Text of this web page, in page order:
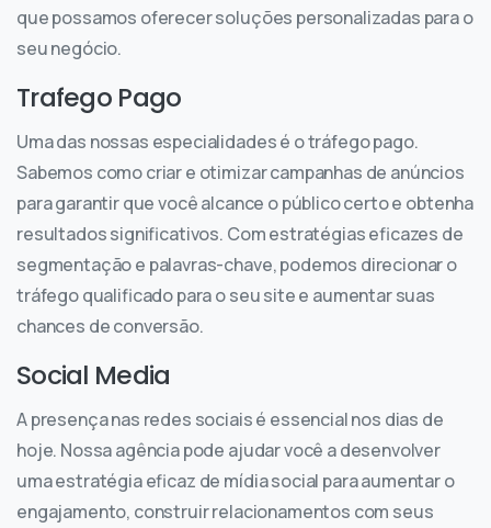
que possamos oferecer soluções personalizadas para o
seu negócio.
Trafego Pago
Uma das nossas especialidades é o tráfego pago.
Sabemos como criar e otimizar campanhas de anúncios
para garantir que você alcance o público certo e obtenha
resultados significativos. Com estratégias eficazes de
segmentação e palavras-chave, podemos direcionar o
tráfego qualificado para o seu site e aumentar suas
chances de conversão.
Social Media
A presença nas redes sociais é essencial nos dias de
hoje. Nossa agência pode ajudar você a desenvolver
uma estratégia eficaz de mídia social para aumentar o
engajamento, construir relacionamentos com seus